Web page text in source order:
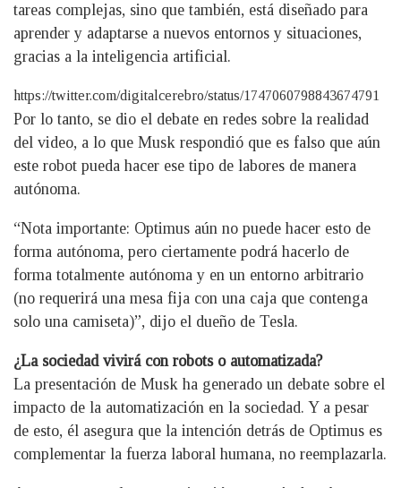
tareas complejas, sino que también, está diseñado para
aprender y adaptarse a nuevos entornos y situaciones,
gracias a la inteligencia artificial.
https://twitter.com/digitalcerebro/status/1747060798843674791
Por lo tanto, se dio el debate en redes sobre la realidad
del video, a lo que Musk respondió que es falso que aún
este robot pueda hacer ese tipo de labores de manera
autónoma.
“Nota importante: Optimus aún no puede hacer esto de
forma autónoma, pero ciertamente podrá hacerlo de
forma totalmente autónoma y en un entorno arbitrario
(no requerirá una mesa fija con una caja que contenga
solo una camiseta)”, dijo el dueño de Tesla.
¿La sociedad vivirá con robots o automatizada?
La presentación de Musk ha generado un debate sobre el
impacto de la automatización en la sociedad. Y a pesar
de esto, él asegura que la intención detrás de Optimus es
complementar la fuerza laboral humana, no reemplazarla.